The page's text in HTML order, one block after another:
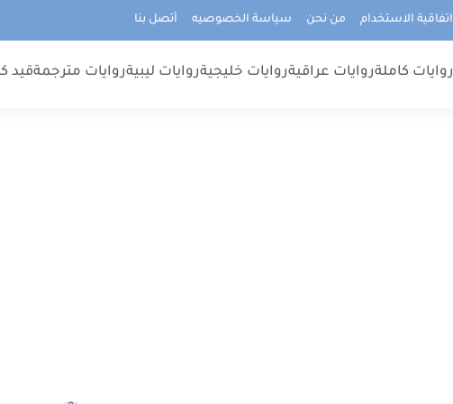
اتفاقية الاستخدام من نحن سياسة الخصوصيه أتصل بنا
روايات كاملةروايات عراقيةروايات خليجيةروايات ليبيةروايات مترجمةقيد